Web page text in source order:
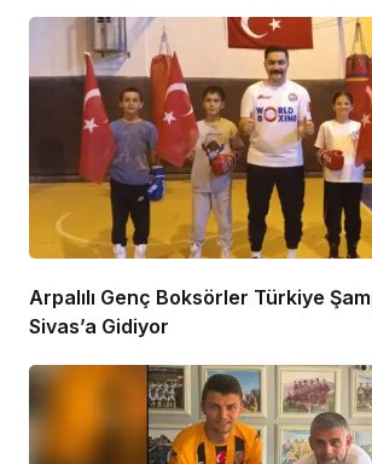
Arpalılı Genç Boksörler Türkiye
Sivas’a Gidiyor